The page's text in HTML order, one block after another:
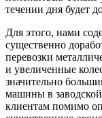
течении дня будет
Для этого, нами
существенно
перевозки
и увеличенные
значительно
машины в
клиентам помимо